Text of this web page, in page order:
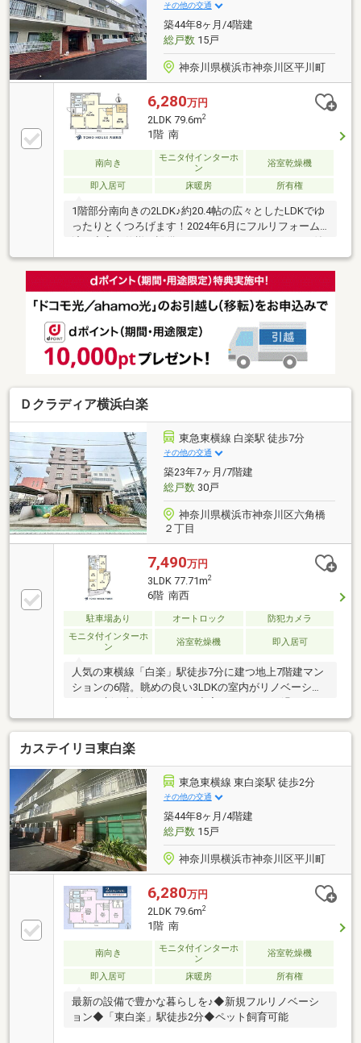
その他の交通
築44年8ヶ月/4階建
総戸数15戸
神奈川県横浜市神奈川区平川町
6,280万円
2LDK 79.6m2
1階 南
南向き
モニタ付インターホ
ン
浴室乾燥機
即入居可 床暖房 所有権
1階部分南向きの2LDK♪約20.4帖の広々としたLDKでゆ
ったりとくつろげます！2024年6月にフルリフォーム
で収納スペースも豊富です！
Ｄクラディア横浜白楽
東急東横線 白楽駅 徒歩7分
その他の交通
築23年7ヶ月/7階建
総戸数30戸
神奈川県横浜市神奈川区六角橋
２丁目
7,490万円
3LDK 77.71m2
6階 南西
駐車場あり オートロック
防犯カメラ
モニタ付インターホ
ン
浴室乾燥機 即入居可
人気の東横線「白楽」駅徒歩7分に建つ地上7階建マン
ションの6階。眺めの良い3LDKの室内がリノベーショ
間取設計。大切なペットと一緒に癒しの日々を。
カステイリヨ東白楽
東急東横線 東白楽駅 徒歩2分
その他の交通
築44年8ヶ月/4階建
総戸数15戸
神奈川県横浜市神奈川区平川町
6,280万円
2LDK 79.6m2
1階 南
南向き
モニタ付インターホ
ン
浴室乾燥機
即入居可 床暖房 所有権
最新の設備で豊かな暮らしを♪◆新規フルリノベーシ
ョン◆「東白楽」駅徒歩2分◆ペット飼育可能